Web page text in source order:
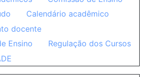
Calendário acadêmico
docente
Ensino
Regulação dos Cursos